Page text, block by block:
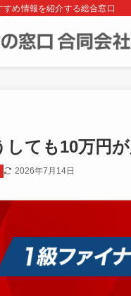
め情報を紹介する総合窓口
しても10万円
2026年7月14日